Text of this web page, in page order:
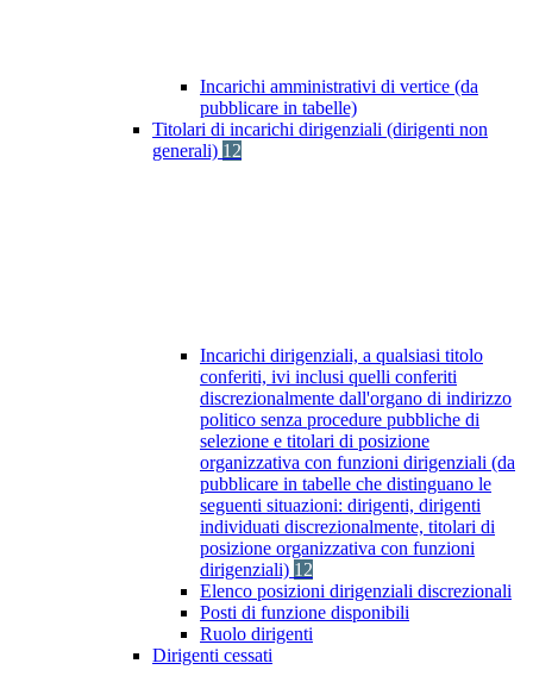
Incarichi amministrativi di vertice (da
pubblicare in tabelle)
Titolari di incarichi dirigenziali (dirigenti non
generali) 12
Incarichi dirigenziali, a qualsiasi titolo
conferiti, ivi inclusi quelli conferiti
discrezionalmente dall'organo di indirizzo
politico senza procedure pubbliche di
selezione e titolari di posizione
organizzativa con funzioni dirigenziali (da
pubblicare in tabelle che distinguano le
seguenti situazioni: dirigenti, dirigenti
individuati discrezionalmente, titolari di
posizione organizzativa con funzioni
dirigenziali) 12
Elenco posizioni dirigenziali discrezionali
Posti di funzione disponibili
Ruolo dirigenti
Dirigenti cessati